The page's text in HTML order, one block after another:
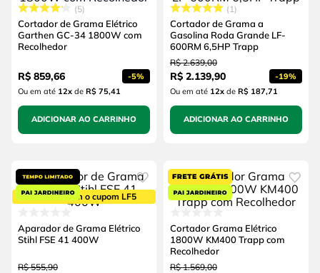
5
Cortador de Grama Elétrico
Garthen GC-34 1800W com
Recolhedor
R$ 859,66 -5%
Ou em até 12xde R$ 75,41
ADICIONAR AO CARRINHO
1
Cortador de Grama a
Gasolina Roda Grande LF-
600RM 6,5HP Trapp
R$ 2.639,00
R$ 2.139,90 -19%
Ou em até 12xde R$ 187,71
ADICIONAR AO CARRINHO
5% OFF com o cupom LF5
Aparador de Grama Elétrico
Stihl FSE 41 400W
R$ 555,90
Cortador Grama Elétrico
1800W KM400 Trapp com
Recolhedor
R$ 1.569,00